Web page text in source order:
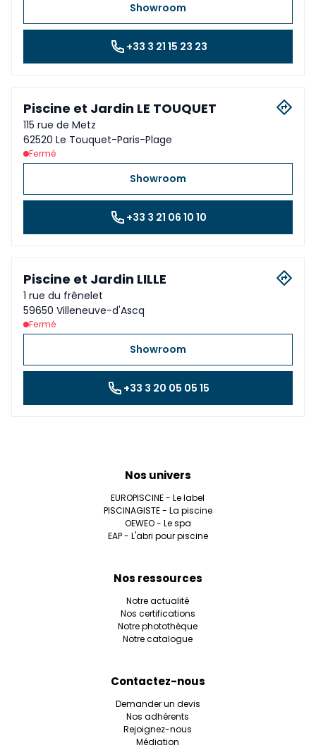
Showroom
+33 3 21 15 23 23
Piscine et Jardin LE TOUQUET
115 rue de Metz
62520 Le Touquet-Paris-Plage
Fermé
Showroom
+33 3 21 06 10 10
Piscine et Jardin LILLE
1 rue du frênelet
59650 Villeneuve-d'Ascq
Fermé
Showroom
+33 3 20 05 05 15
Nos univers
EUROPISCINE - Le label
PISCINAGISTE - La piscine
OEWEO - Le spa
EAP - L'abri pour piscine
Nos ressources
Notre actualité
Nos certifications
Notre photothèque
Notre catalogue
Contactez-nous
Demander un devis
Nos adhérents
Rejoignez-nous
Médiation